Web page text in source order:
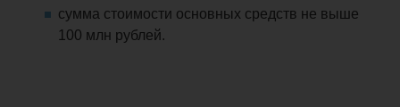
сумма стоимости основных средств не выше
100 млн рублей.